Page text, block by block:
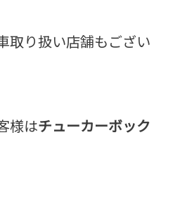
取り扱い店舗もござい
様はチューカーボック